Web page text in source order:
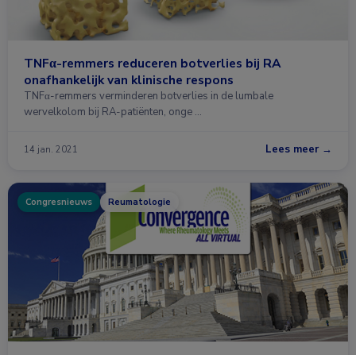
TNFα-remmers reduceren botverlies bij RA
onafhankelijk van klinische respons
TNFα-remmers verminderen botverlies in de lumbale
wervelkolom bij RA-patiënten, onge …
14 jan. 2021 Lees meer →
Congresnieuws Reumatologie